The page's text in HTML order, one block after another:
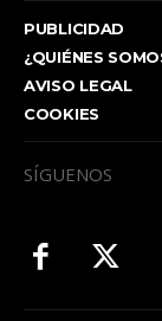
PUBLICIDAD
¿QUIÉNES
AVISO LEGAL
COOKIES
SÍGUENOS